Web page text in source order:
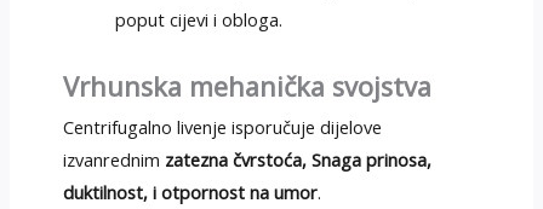
poput cijevi i obloga.
Vrhunska mehanička svojstva
Centrifugalno livenje isporučuje dijelove
izvanrednim zatezna čvrstoća, Snaga prinosa,
duktilnost, i otpornost na umor.